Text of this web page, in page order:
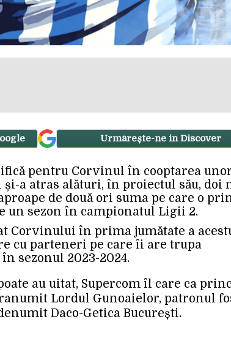
Urmărește-ne in Discover
pentru Corvinul în cooptarea
a atras alături, în proiectul său, doi
de două ori suma pe care o
un sezon în campionatul Ligii 2.
Corvinului în prima jumătate a
cu parteneri pe care îi are trupa
sezonul 2023-2024.
au uitat, Supercom îl care ca
Lordul Gunoaielor, patronul
Daco-Getica București.